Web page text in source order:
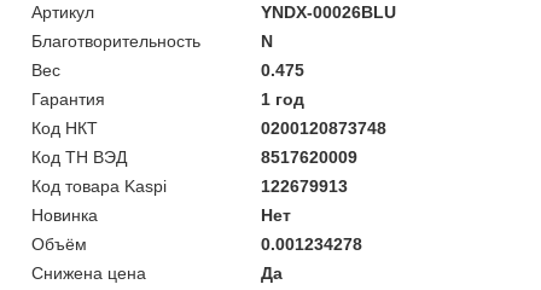
Артикул
YNDX-00026BLU
Благотворительность
N
Вес
0.475
Гарантия
1 год
Код НКТ
0200120873748
Код ТН ВЭД
8517620009
Код товара Kaspi
122679913
Новинка
Нет
Объём
0.001234278
Снижена цена
Да